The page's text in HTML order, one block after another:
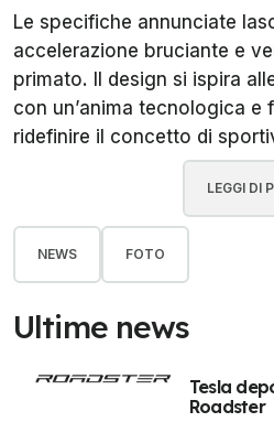
Le specifiche annunciate
accelerazione bruciante e
primato. Il design si ispira
con un’anima tecnologica e
ridefinire il concetto di
LEGGI DI
NEWS FOTO
Ultime news
Tesla
Roadster